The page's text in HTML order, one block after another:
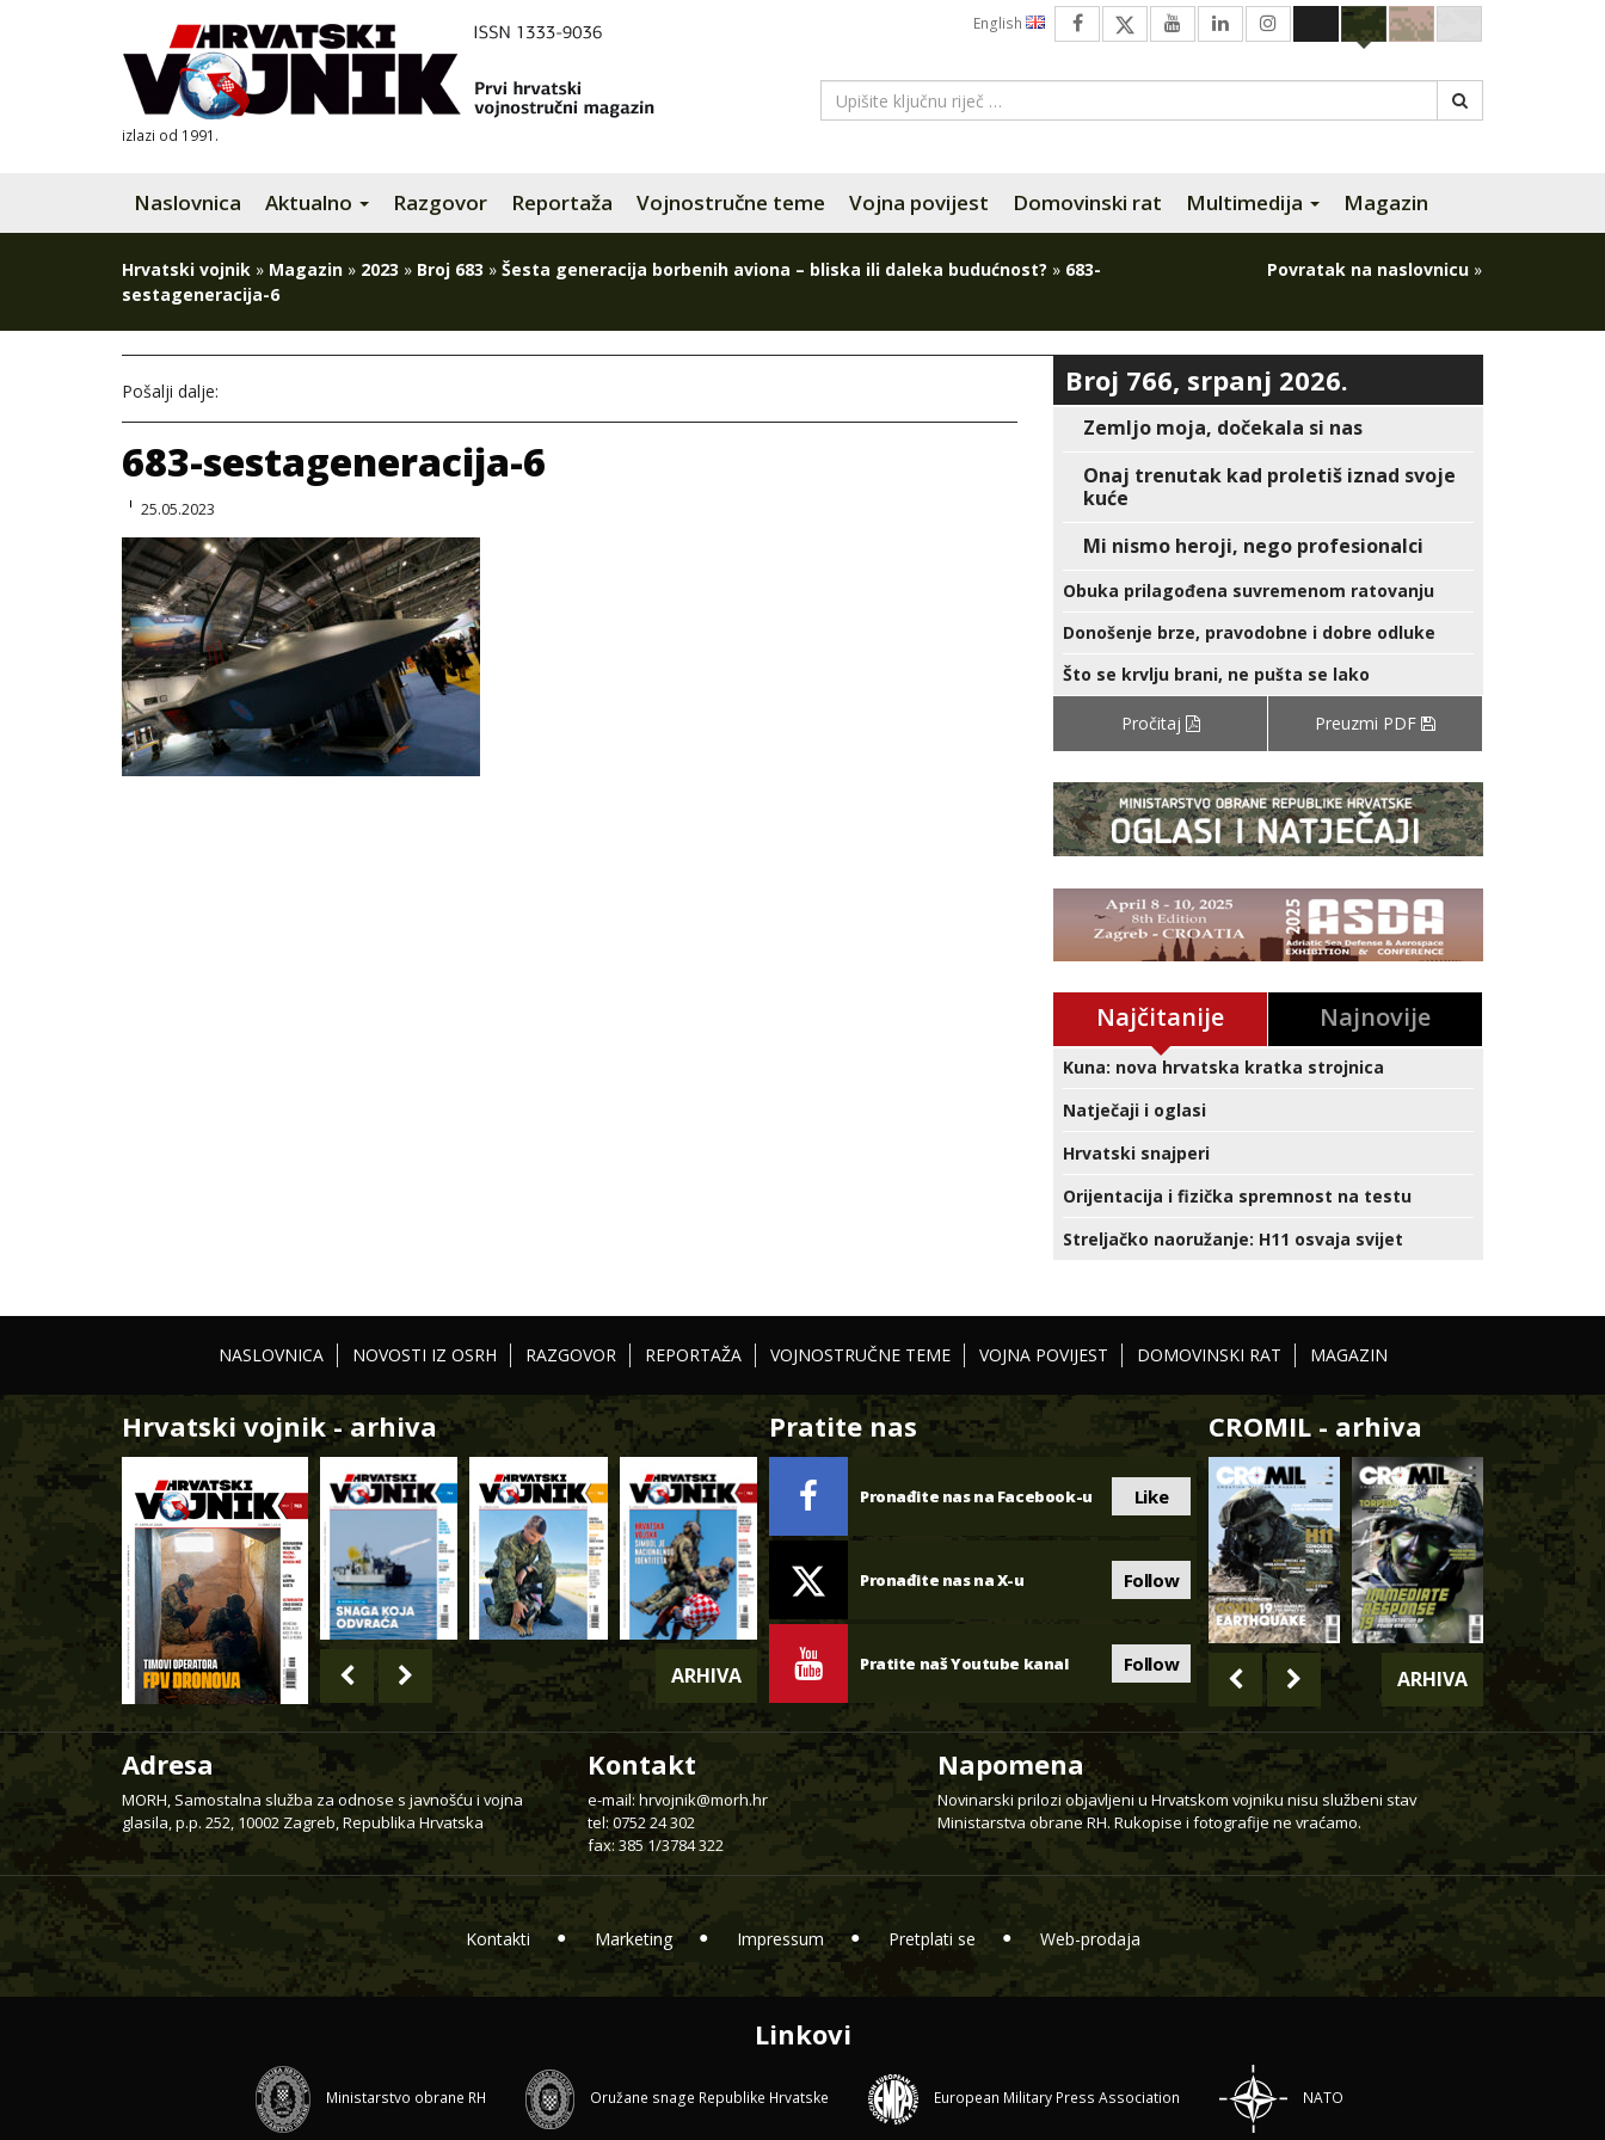
izlazi od 1991.
English
Naslovnica Aktualno Razgovor Reportaža Vojnostručne teme Vojna povijest Domovinski rat Multimedija Magazin
Hrvatski vojnik » Magazin » 2023 » Broj 683 » Šesta generacija borbenih aviona – bliska ili daleka budućnost? » 683-
sestageneracija-6
Povratak na naslovnicu »
Pošalji dalje:
683-sestageneracija-6
25.05.2023
Broj 766, srpanj 2026.
Zemljo moja, dočekala si nas
Onaj trenutak kad proletiš iznad svoje
kuće
Mi nismo heroji, nego profesionalci
Obuka prilagođena suvremenom ratovanju
Donošenje brze, pravodobne i dobre odluke
Što se krvlju brani, ne pušta se lako
Pročitaj Preuzmi PDF
Najčitanije Najnovije
Kuna: nova hrvatska kratka strojnica
Natječaji i oglasi
Hrvatski snajperi
Orijentacija i fizička spremnost na testu
Streljačko naoružanje: H11 osvaja svijet
NASLOVNICA NOVOSTI IZ OSRH RAZGOVOR REPORTAŽA VOJNOSTRUČNE TEME VOJNA POVIJEST DOMOVINSKI RAT MAGAZIN
Hrvatski vojnik - arhiva
ARHIVA
Pratite nas
Pronađite nas na Facebook-u Like
Pronađite nas na X-u Follow
Pratite naš Youtube kanal Follow
CROMIL - arhiva
ARHIVA
Adresa
MORH, Samostalna služba za odnose s javnošću i vojna
glasila, p.p. 252, 10002 Zagreb, Republika Hrvatska
Kontakt
e-mail: hrvojnik@morh.hr
tel: 0752 24 302
fax: 385 1/3784 322
Napomena
Novinarski prilozi objavljeni u Hrvatskom vojniku nisu službeni stav
Ministarstva obrane RH. Rukopise i fotografije ne vraćamo.
Kontakti Marketing Impressum Pretplati se Web-prodaja
Linkovi
Ministarstvo obrane RH Oružane snage Republike Hrvatske European Military Press Association NATO